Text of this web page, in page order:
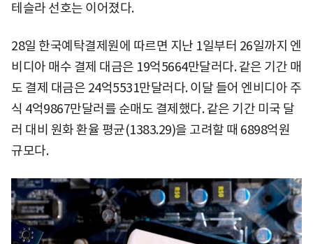
테슬라 선호는 이어졌다.
28일 한국예탁결제원에 따르면 지난 1일부터 26일까지 엔
비디아 매수 결제 대금은 19억5664만달러다. 같은 기간 매
도 결제 대금은 24억5531만달러다. 이달 들어 엔비디아 주
식 4억9867만달러를 순매도 결제했다. 같은 기간 미국 달
러 대비 원화 환율 평균(1383.29)을 고려할 때 6898억원
규모다.